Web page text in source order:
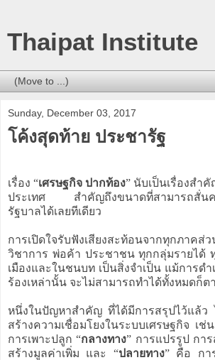
Thaipat Institute
Sunday, December 03, 2017
โค้งสุดท้าย ประชารัฐ
เรื่อง “เศรษฐกิจ ปากท้อง” นับเป็นเรื่องสำ
ประเทศ สำคัญถึงขนาดที่สามารถสั่นค
รัฐบาลได้เลยทีเดียว
การเปิดใจรับฟังเสียงสะท้อนจากทุกภา
วิชาการ พ่อค้า ประชาชน ทุกกลุ่มรายได้
เมืองและในชนบท เป็นสิ่งจำเป็น แม้การด
ร้องเหล่านั้น จะไม่สามารถทำได้ทั้งหมดก็ต
หนึ่งในปัญหาสำคัญ ที่ได้มีการสรุปไว้แล้ว
สร้างความเชื่อมโยงในระบบเศรษฐกิจ เช่
การเพาะปลูก “กลางทาง” การแปรรูป กา
สร้างมูลค่าเพิ่ม และ “ปลายทาง” คือ กา